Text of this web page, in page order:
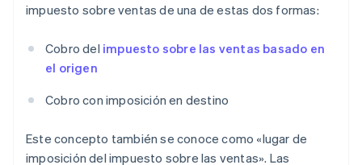
impuesto sobre ventas de una de estas dos formas:
Cobro del impuesto sobre las ventas basado en
el origen
Cobro con imposición en destino
Este concepto también se conoce como «lugar de
imposición del impuesto sobre las ventas». Las